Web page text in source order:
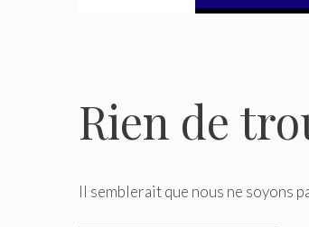
Rien de
Il semblerait que nous ne soyons